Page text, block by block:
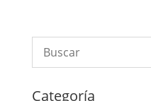
Categoría